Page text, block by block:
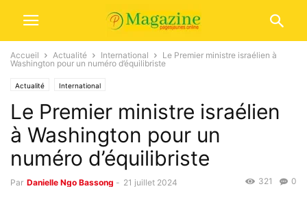
Accueil Actualité International
Le Premier ministre israélien à
Washington pour un numéro d’équilibriste
Actualité International
Le Premier ministre israélien
à Washington pour un
numéro d’équilibriste
Par Danielle Ngo Bassong - 21 juillet 2024 0
321